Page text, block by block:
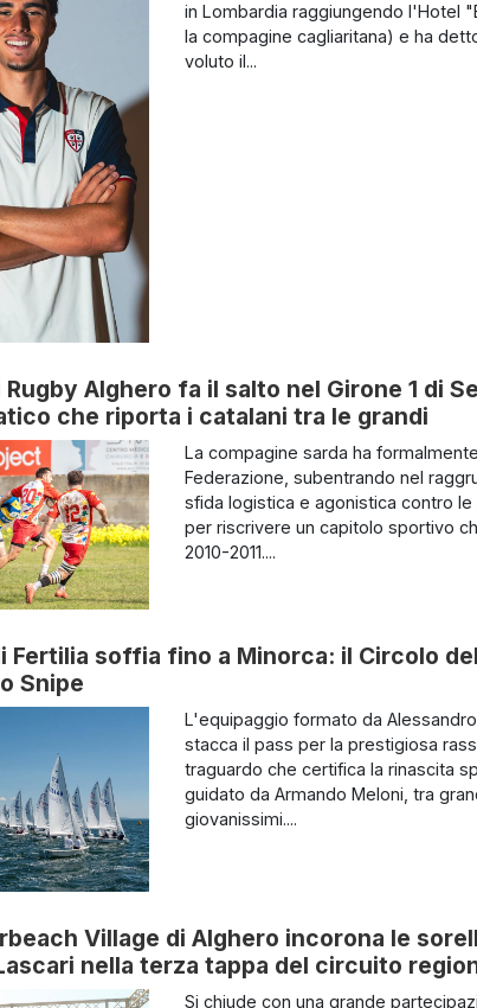
in Lombardia raggiungendo l'Hotel
la compagine cagliaritana) e ha
voluto il...
Rugby Alghero fa il salto nel Girone 1 di
che riporta i catalani tra le grandi
La compagine sarda ha
Federazione, subentrando nel
sfida logistica e agonistica contro
per riscrivere un capitolo sportivo
2010-2011....
Fertilia soffia fino a Minorca: il Circolo
Snipe
L'equipaggio formato da
stacca il pass per la prestigiosa
traguardo che certifica la rinascita
guidato da Armando Meloni, tra
giovanissimi....
Village di Alghero incorona le
nella terza tappa del circuito
Si chiude con una grande